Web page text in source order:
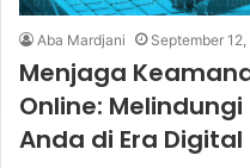
Aba Mardjani September
Menjaga
Online:
Anda di Era Digital